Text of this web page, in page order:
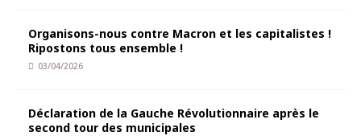
Organisons-nous contre Macron et les capitalistes !
Ripostons tous ensemble !
03/04/2026
Déclaration de la Gauche Révolutionnaire après le
second tour des municipales